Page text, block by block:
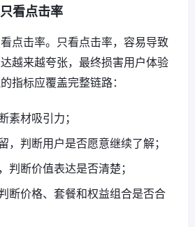
看点击率
点击率。只看点击率，容易导致
越来越夸张，最终损害用户体验
指标应覆盖完整链路：
素材吸引力；
，判断用户是否愿意继续了解；
判断价值表达是否清楚；
断价格、套餐和权益组合是否合